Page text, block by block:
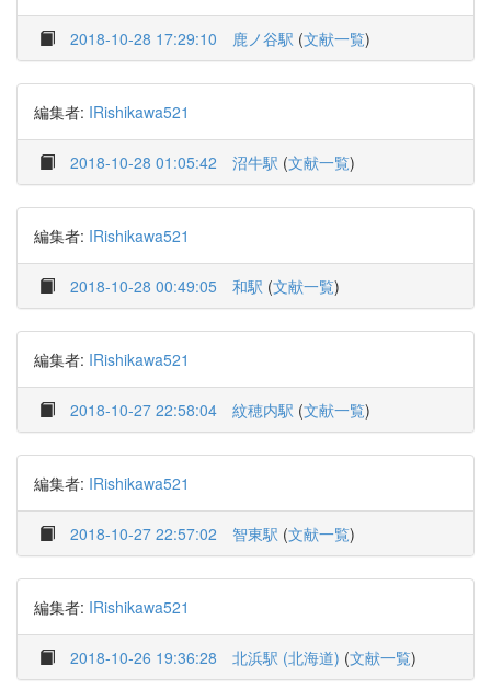
2018-10-28 17:29:10 鹿ノ谷駅 (文献一覧)
編集者: IRishikawa521
2018-10-28 01:05:42 沼牛駅 (文献一覧)
編集者: IRishikawa521
2018-10-28 00:49:05 和駅 (文献一覧)
編集者: IRishikawa521
2018-10-27 22:58:04 紋穂内駅 (文献一覧)
編集者: IRishikawa521
2018-10-27 22:57:02 智東駅 (文献一覧)
編集者: IRishikawa521
2018-10-26 19:36:28 北浜駅 (北海道) (文献一覧)